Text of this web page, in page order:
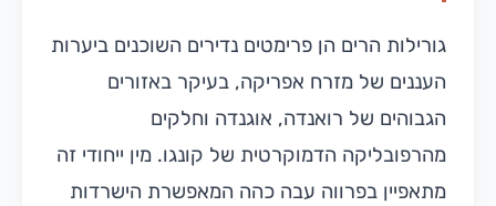
גורילות הרים הן פרימטים נדירים השוכנים ביערות
העננים של מזרח אפריקה, בעיקר באזורים
הגבוהים של רואנדה, אוגנדה וחלקים
מהרפובליקה הדמוקרטית של קונגו. מין ייחודי זה
מתאפיין בפרווה עבה כהה המאפשרת הישרדות